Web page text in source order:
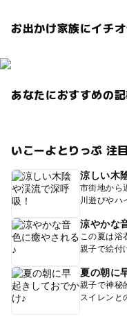
お出かけ家族にイチ
あなたにおすすめの
いこーよとりっぷ 注
涼しい木
市街地から
川遊びやハ
涼やかな
この夏は浴
親子で絵付
夏の朝に
親子で神秘
スイレンと